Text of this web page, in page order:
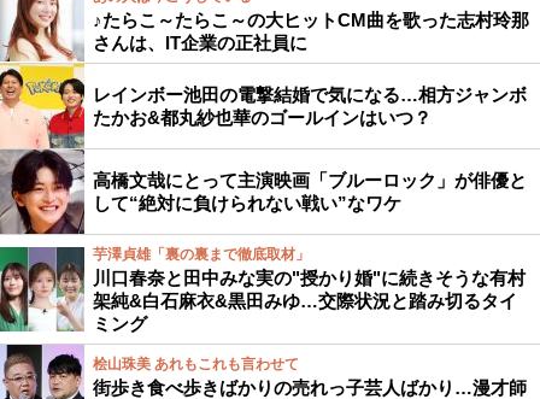
♪たらこ～たらこ～の大ヒットCM曲を歌った志村玲那
さんは、IT企業の正社員に
レインボー池田の電撃結婚で気になる…相方ジャンボ
たかお&都丸紗也華のゴールインはいつ？
高橋文哉にとって主演映画「ブルーロック」が俳優と
して“絶対に負けられない戦い”なワケ
芋澤貞雄「裏の裏まで徹底取材」
川口春奈と田中みな実の"授かり婚"に続きそうな有村
架純&白石麻衣&黒田みゆ…交際状況と踏み切るタイ
ミング
桧山珠美 あれもこれも言わせて
街歩き食べ歩きばかりの売れっ子芸人ばかり…漫才師